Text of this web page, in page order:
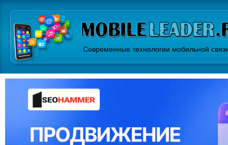
Современные технологии мобильной